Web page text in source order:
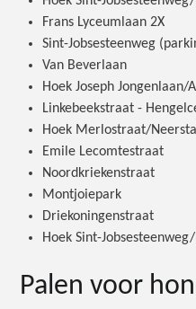
Frans Lyceumlaan 2X
Sint-Jobsesteenweg
Van Beverlaan
Hoek Joseph
Linkebeekstraat -
Hoek Merlostraat/
Emile Lecomtestraat
Noordkriekenstraat
Montjoiepark
Driekoningenstraat
Hoek Sint-
Palen voor